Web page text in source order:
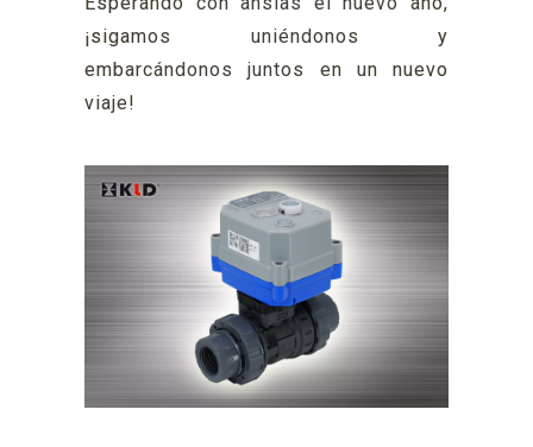
¡sigamos uniéndonos y
embarcándonos juntos en un nuevo
viaje!